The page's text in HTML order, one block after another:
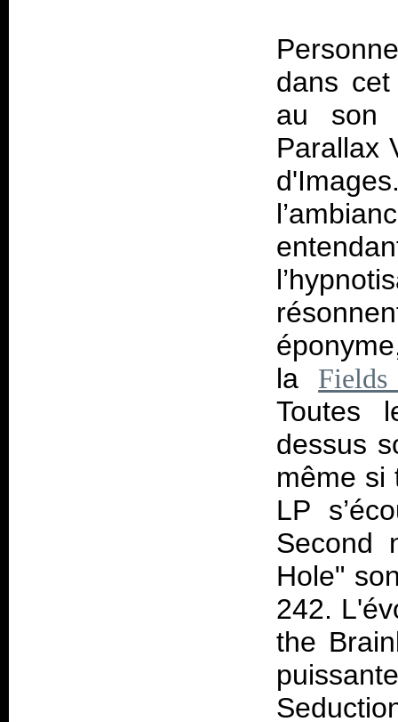
dans cet
au son
Parallax
la
Toutes
dessus
même si
LP
Second
Hole"
242.
the